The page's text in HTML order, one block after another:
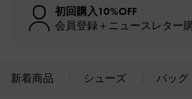
初回購入10%OFF
会員登録＋ニュースレター
新着商品 シューズ バッグ